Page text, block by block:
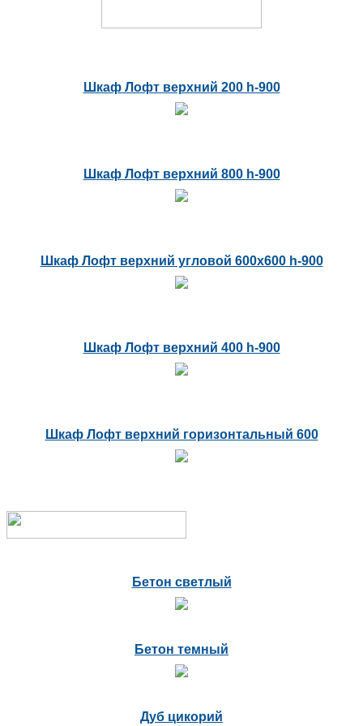
Шкаф Лофт верхний 200 h-900
Шкаф Лофт верхний 800 h-900
Шкаф Лофт верхний угловой 600х600 h-900
Шкаф Лофт верхний 400 h-900
Шкаф Лофт верхний горизонтальный 600
Бетон светлый
Бетон темный
Дуб цикорий